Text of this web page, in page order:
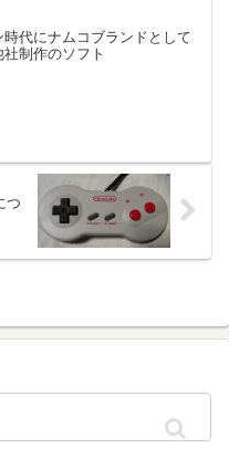
時代にナムコブランドとして
制作のソフト
つ